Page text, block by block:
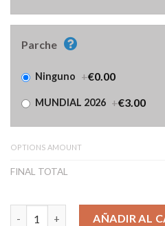
Parche
Ninguno +€0.00
MUNDIAL 2026 +€3.00
OPTIONS AMOUNT
FINAL TOTAL
Camiseta Inglaterra Segunda
AÑADIR AL